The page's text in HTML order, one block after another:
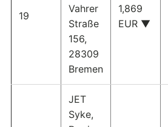
19
Vahrer
Straße
156,
28309
Bremen
1,869
EUR ▼
JET
Syke,